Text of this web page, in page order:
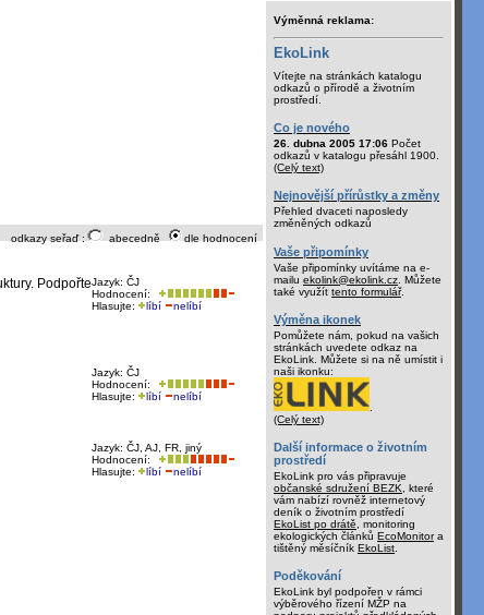
odkazy seřaď : abecedně dle hodnocení
Jazyk: ČJ
Hodnocení:
Hlasujte:
líbí nelíbí
Podpořte
Jazyk: ČJ
Hodnocení:
Hlasujte:
líbí nelíbí
Jazyk: ČJ, AJ, FR, jiný
Hodnocení:
Hlasujte:
líbí nelíbí
Výměnná reklama:
EkoLink
Vítejte na stránkách katalogu
odkazů o přírodě a životním
prostředí.
Co je nového
26. dubna 2005 17:06 Počet
odkazů v katalogu přesáhl 1900.
(Celý text)
Nejnovější přírůstky a změny
Přehled dvaceti naposledy
změněných odkazů
Vaše připomínky
Vaše připomínky uvítáme na e-
mailu ekolink@ekolink.cz . Můžete
také využít tento formulář.
Výměna ikonek
Pomůžete nám, pokud na vašich
stránkách uvedete odkaz na
EkoLink. Můžete si na ně umístit i
naši ikonku:
(Celý text)
Další informace o životním
prostředí
EkoLink pro vás připravuje
občanské sdružení BEZK , které
vám nabízí rovněž internetový
deník o životním prostředí
EkoList po drátě , monitoring
ekologických článků EcoMonitora
tištěný měsíčník EkoList
Poděkování
EkoLink byl podpořen v rámci
výběrového řízení MŽP na